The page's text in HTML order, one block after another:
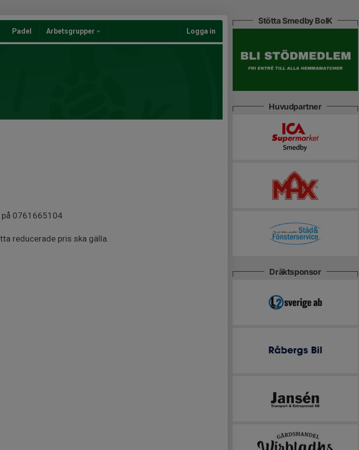
Padel Arbetsgrupper Logga in
0761665104
reducerade pris ska gälla.
Stötta Smedby BoIK
Huvudpartner
Dräktsponsor